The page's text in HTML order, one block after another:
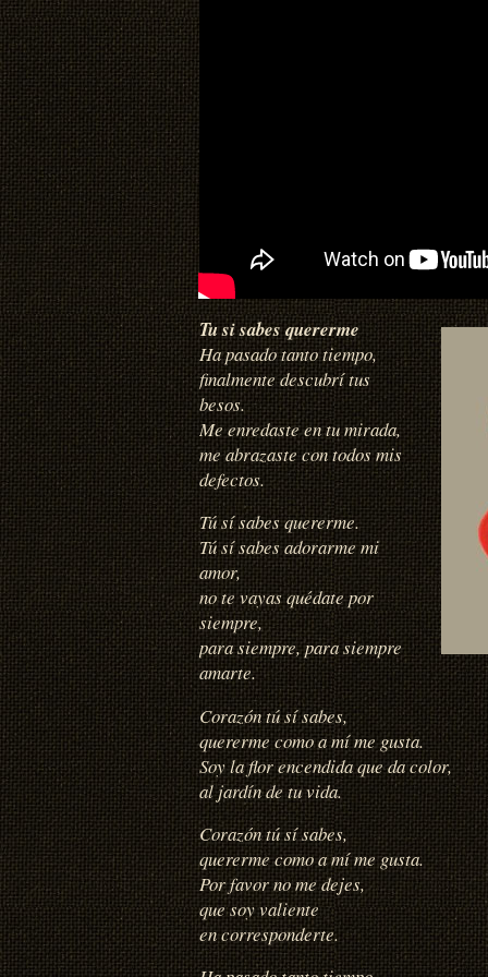
Tu si sabes quererme
Ha pasado tanto tiempo,
finalmente descubrí tus
besos.
Me enredaste en tu mirada,
me abrazaste con todos mis
defectos.
Tú sí sabes quererme.
Tú sí sabes adorarme mi
amor,
no te vayas quédate por
siempre,
para siempre, para siempre
amarte.
Corazón tú sí sabes,
quererme como a mí me gusta.
Soy la flor encendida que da color,
al jardín de tu vida.
Corazón tú sí sabes,
quererme como a mí me gusta.
Por favor no me dejes,
que soy valiente
en corresponderte.